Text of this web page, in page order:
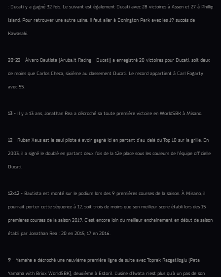
: Ducati y a gagné 32 fois. Le suivant est également Ducati avec 28 victoires à Assen et 27 à Phillip
Island. Pour retrouver une autre usine, il faut aller à Donington Park avec les 19 succès de
Kawasaki.
20-22 - Álvaro Bautista (Aruba.it Racing - Ducati) a enregistré 20 victoires pour Ducati, soit deux
de moins que Carlos Checa, sixième au classement Ducati. Le record appartient à Carl Fogarty
avec 55.
13 - Il y a 13 ans, Jonathan Rea a décroché sa toute première victoire en WorldSBK à Misano.
12 - Ruben Xaus est le seul pilote à avoir gagné ici en partant d’au-delà du Top 10 sur la grille. En
2003, il a signé le doublé en partant deux fois de la 12e place sous les couleurs de l’équipe officielle
Ducati.
12x12 - Bautista est monté sur le podium lors des 9 premières courses de la saison. À Misano, il
pourrait porter cette séquence à 12, soit trois de moins que son meilleur score établi lors des 15
premières courses de la saison 2019. C’est encore loin du meilleur enchaînement en début de saison
établi par Jonathan Rea : 20 en 2015, 17 en 2016.
9 - Yamaha a décroché une neuvième première ligne de suite avec Toprak Razgatlioglu (Pata
Yamaha with Brixx WorldSBK), deuxième à Estoril. L’usine d’Iwata n’est plus qu’à un pas de son